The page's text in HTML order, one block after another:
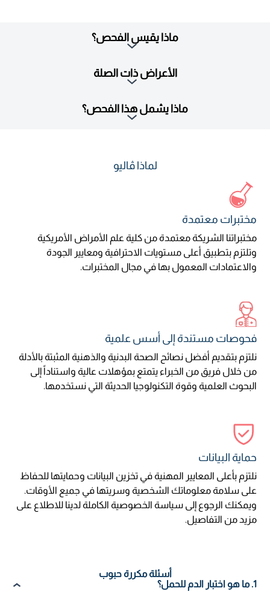
ماذا يقيس الفحص؟
الأعراض ذات الصلة
ماذا يشمل هذا الفحص؟
لماذا ڤاليو
مختبرات معتمدة
مختبراتنا الشريكة معتمدة من كلية علم الأمراض الأمريكية
وتلتزم بتطبيق أعلى مستويات الاحترافية ومعايير الجودة
والاعتمادات المعمول بها في مجال المختبرات.
فحوصات مستندة إلى أسس علمية
نلتزم بتقديم أفضل نصائح الصحة البدنية والذهنية المثبتة بالأدلة
من خلال فريق من الخبراء يتمتع بمؤهلات عالية واستناداً إلى
البحوث العلمية وقوة التكنولوجيا الحديثة التي نستخدمها.
حماية البيانات
نلتزم بأعلى المعايير المهنية في تخزين البيانات وحمايتها للحفاظ
على سلامة معلوماتك الشخصية وسريتها في جميع الأوقات.
ويمكنك الرجوع إلى سياسة الخصوصية الكاملة لدينا للاطلاع على
مزيد من التفاصيل.
أسئلة مكررة حبوب
1. ما هو اختبار الدم للحمل؟